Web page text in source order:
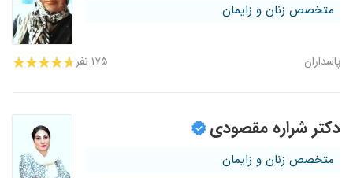
متخصص زنان و زایمان
پاسداران ۱۷۵ نفر
دکتر شراره مقصودی
متخصص زنان و زایمان